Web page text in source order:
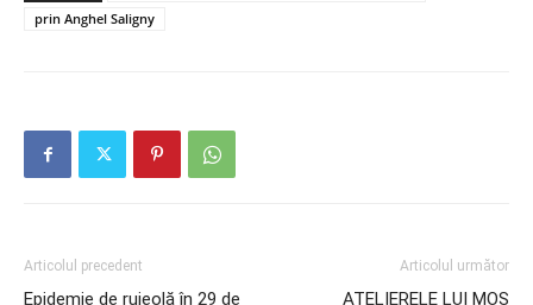
prin Anghel Saligny
Articolul precedent
Epidemie de rujeolă în 29 de
Articolul următor
ATELIERELE LUI MOȘ